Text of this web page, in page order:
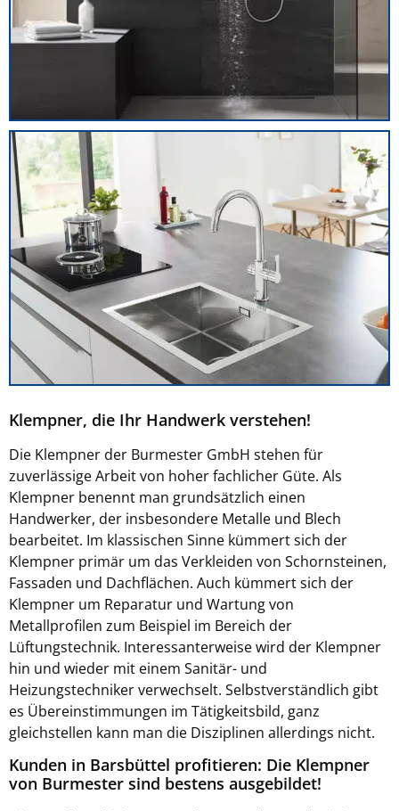
Klempner, die Ihr Handwerk verstehen!
Die Klempner der Burmester GmbH stehen für
zuverlässige Arbeit von hoher fachlicher Güte. Als
Klempner benennt man grundsätzlich einen
Handwerker, der insbesondere Metalle und Blech
bearbeitet. Im klassischen Sinne kümmert sich der
Klempner primär um das Verkleiden von Schornsteinen,
Fassaden und Dachflächen. Auch kümmert sich der
Klempner um Reparatur und Wartung von
Metallprofilen zum Beispiel im Bereich der
Lüftungstechnik. Interessanterweise wird der Klempner
hin und wieder mit einem Sanitär- und
Heizungstechniker verwechselt. Selbstverständlich gibt
es Übereinstimmungen im Tätigkeitsbild, ganz
gleichstellen kann man die Disziplinen allerdings nicht.
Kunden in Barsbüttel profitieren: Die Klempner
von Burmester sind bestens ausgebildet!